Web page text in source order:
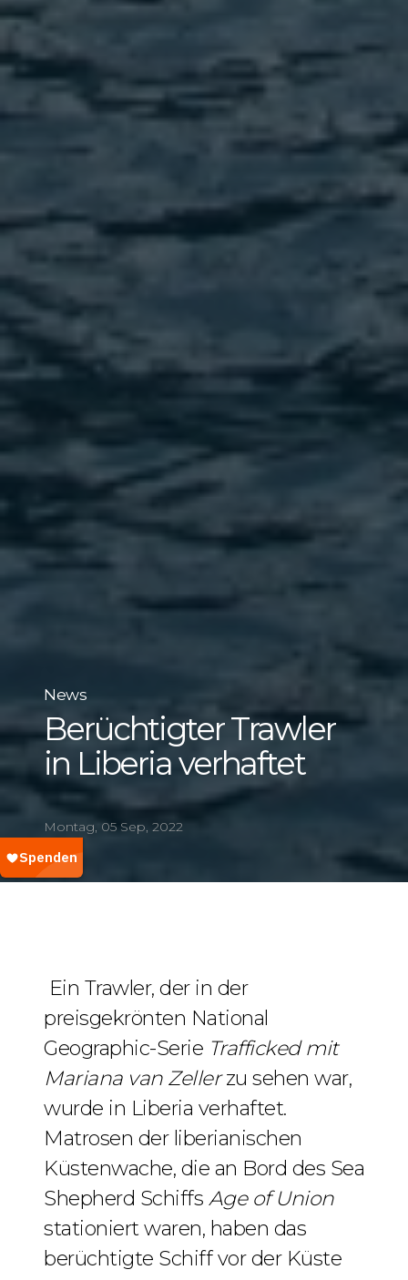
News
Berüchtigter Trawler
in Liberia verhaftet
Montag, 05 Sep, 2022
Ein Trawler, der in der
preisgekrönten National
Geographic-Serie Trafficked mit
Mariana van Zellerzu sehen war,
wurde in Liberia verhaftet.
Matrosen der liberianischen
Küstenwache, die an Bord des Sea
Shepherd Schiffs Age of Union
stationiert waren, haben das
berüchtigte Schiff vor der Küste